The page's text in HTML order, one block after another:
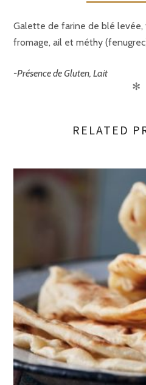
Galette de farine de blé levée,
fromage, ail et méthy
-Présence de Gluten, Lait
✻
RELATED